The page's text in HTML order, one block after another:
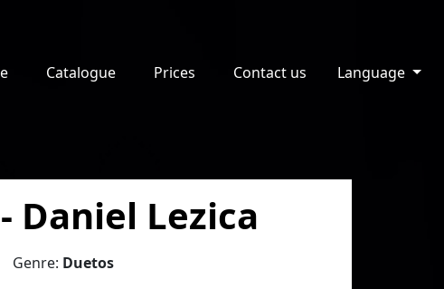
Catalogue Prices Contact us Language
Daniel Lezica
Genre: Duetos